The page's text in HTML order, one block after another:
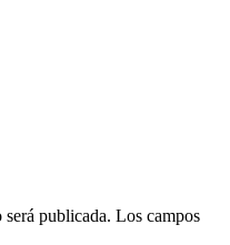
publicada. Los campos